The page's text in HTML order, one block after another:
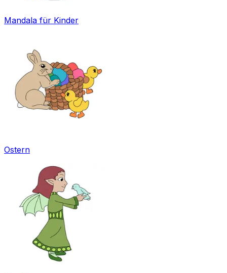
Mandala für Kinder
Ostern